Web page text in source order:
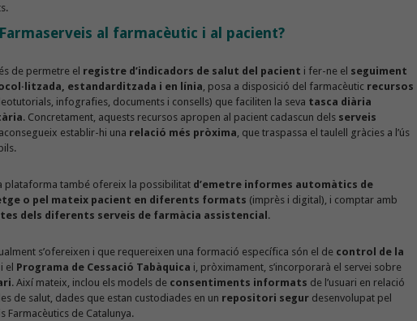
al farmacèutic i al pacient?
de permetre el registre d’indicadors de salut del pacient i fer-ne el seguiment
estandarditzada i en línia, posa a disposició del farmacèutic recursos
infografies, documents i consells) que faciliten la seva tasca diària
. Concretament, aquests recursos apropen al pacient cadascun dels serveis
establir-hi una relació més pròxima, que traspassa el taulell gràcies a l’ús
plataforma també ofereix la possibilitat d’emetre informes automàtics de
o pel mateix pacient en diferents formats (imprès i digital), i comptar amb
dels diferents serveis de farmàcia assistencial .
s’ofereixen i que requereixen una formació específica són el de control de la
i el Programa de Cessació Tabàquica i, pròximament, s’incorporarà el servei sobre
. Així mateix, inclou els models de consentiments informats de l’usuari en relació
de salut, dades que estan custodiades en un repositori segur desenvolupat pel
Farmacèutics de Catalunya.